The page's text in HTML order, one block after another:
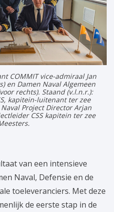
COMMIT vice-admiraal Jan
en Damen Naval Algemeen
rechts). Staand (v.l.n.r.):
kapitein-luitenant ter zee
Project Director Arjan
CSS kapitein ter zee
van een intensieve
Naval, Defensie en de
toeleveranciers. Met deze
de eerste stap in de